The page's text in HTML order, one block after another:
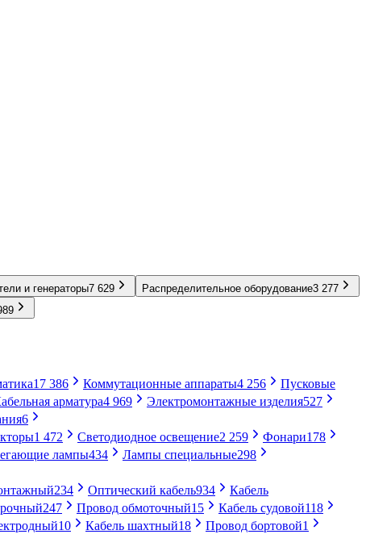
и генераторы7 629 Распределительное оборудование3 277
17 386 Коммутационные аппараты4 256
Пусковые
арматура4 969 Электромонтажные изделия527
6
1 472 Светодиодное освещение2 259 Фонари178
лампы434 Лампы специальные298
234 Оптический кабель934
Кабель
247 Провод обмоточный15 Кабель судовой118
10 Кабель шахтный18 Провод бортовой1